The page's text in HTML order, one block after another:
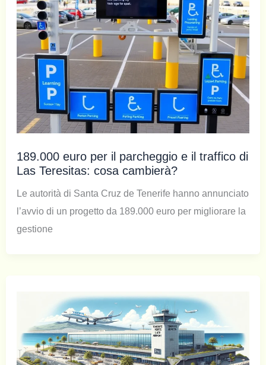
189.000 euro per il parcheggio e il traffico di
Las Teresitas: cosa cambierà?
Le autorità di Santa Cruz de Tenerife hanno annunciato
l’avvio di un progetto da 189.000 euro per migliorare la
gestione